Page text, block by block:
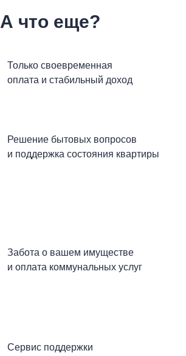
А что еще?
Только своевременная
оплата и стабильный доход
Решение бытовых вопросов
и поддержка состояния квартиры
Забота о вашем имуществе
и оплата коммунальных услуг
Сервис поддержки